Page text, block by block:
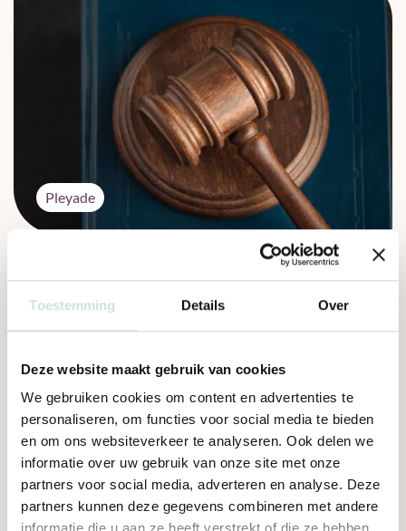
Toestemming Details Over
Deze website maakt gebruik van cookies
We gebruiken cookies om content en advertenties te
personaliseren, om functies voor social media te bieden
en om ons websiteverkeer te analyseren. Ook delen we
informatie over uw gebruik van onze site met onze
partners voor social media, adverteren en analyse. Deze
partners kunnen deze gegevens combineren met andere
Pleyade
Pleyade verwelkomt duidelijkheid over
Bibob-eisen in de zorginkoop
Lees dit bericht